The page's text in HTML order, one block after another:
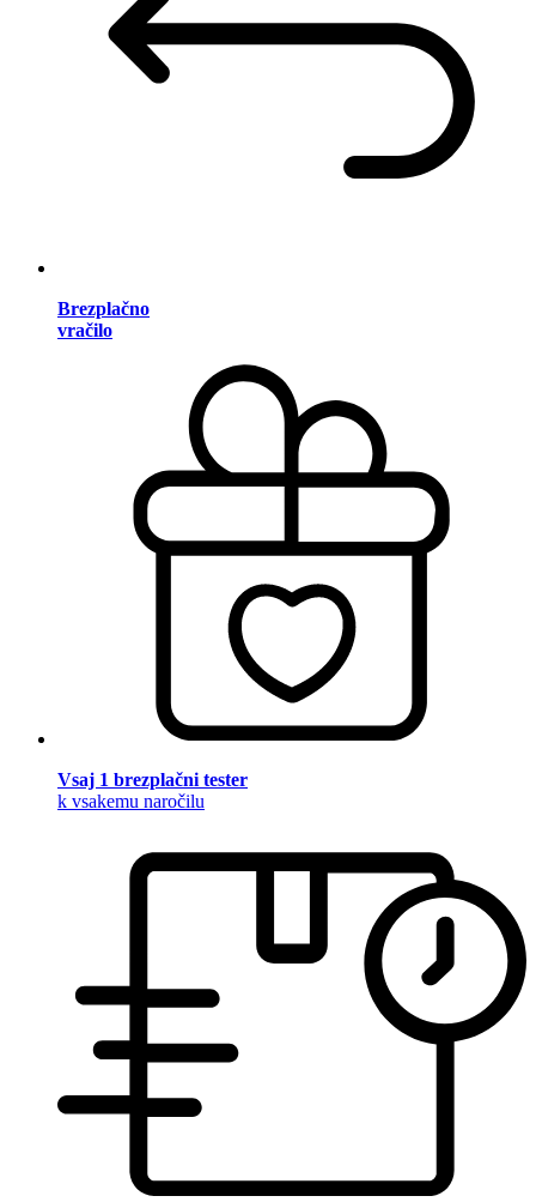
Brezplačno
vračilo
Vsaj 1 brezplačni tester
k vsakemu naročilu